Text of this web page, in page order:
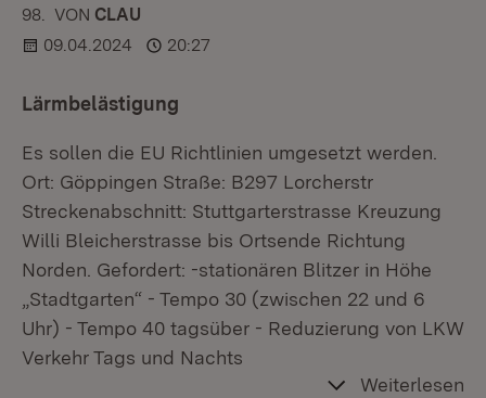
98. KOMMENTAR
VON :CLAU
09.04.2024
20:27
Lärmbelästigung
Es sollen die EU Richtlinien umgesetzt werden.
Ort: Göppingen Straße: B297 Lorcherstr
Streckenabschnitt: Stuttgarterstrasse Kreuzung
Willi Bleicherstrasse bis Ortsende Richtung
Norden. Gefordert: -stationären Blitzer in Höhe
„Stadtgarten“ - Tempo 30 (zwischen 22 und 6
Uhr) - Tempo 40 tagsüber - Reduzierung von LKW
Verkehr Tags und Nachts
Weiterlesen